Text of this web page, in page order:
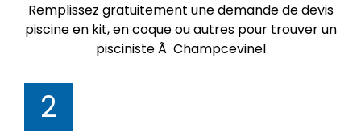
Remplissez gratuitement une demande de devis
piscine en kit, en coque ou autres pour trouver un
pisciniste Ã Champcevinel
2